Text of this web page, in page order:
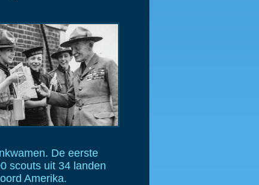
De eerste
scouts uit 34 landen
Amerika.